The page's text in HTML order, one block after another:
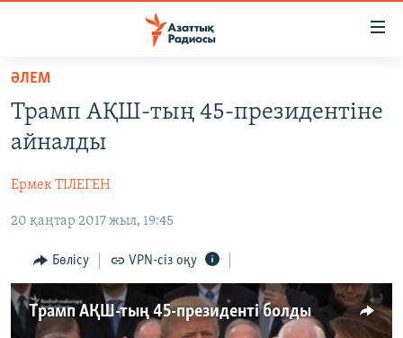
Skip
main
content
to
Navigation
Search
САЯСАТ
ҚАҢТАР ОҚИҒАСЫ
АДАМ ҚҰҚЫҚТАРЫ
ӘЛЕУМЕТ
ӘЛЕМ
АРНАЙЫ ЖОБАЛАР
ӘЛЕМ
Трамп АҚШ-тың 45-президентіне
айналды
Ермек ТІЛЕГЕН
20 қаңтар 2017 жыл, 19:45
Бөлісу VPN-сіз оқу
Трамп АҚШ-тың 45-президенті болды